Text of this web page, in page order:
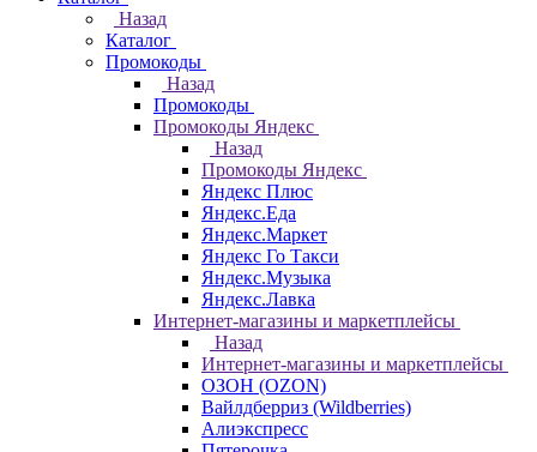
Назад
Каталог
Промокоды
Назад
Промокоды
Промокоды Яндекс
Назад
Промокоды Яндекс
Яндекс Плюс
Яндекс.Еда
Яндекс.Маркет
Яндекс Го Такси
Яндекс.Музыка
Яндекс.Лавка
Интернет-магазины и маркетплейсы
Назад
Интернет-магазины и маркетплейсы
ОЗОН (OZON)
Вайлдберриз (Wildberries)
Алиэкспресс